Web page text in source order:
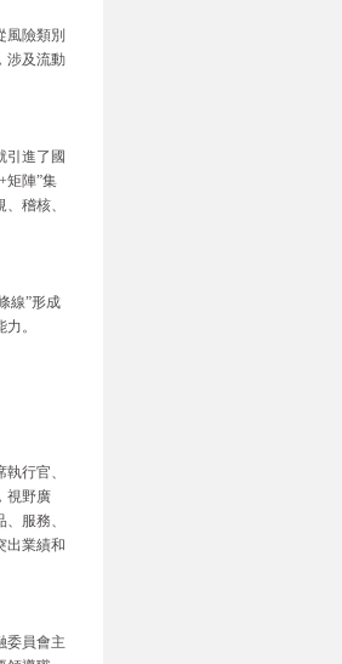
風險類別
涉及流動
引進了國
矩陣”集
稽核、
線”形成
。
行官、
視野廣
服務、
出業績和
委員會主